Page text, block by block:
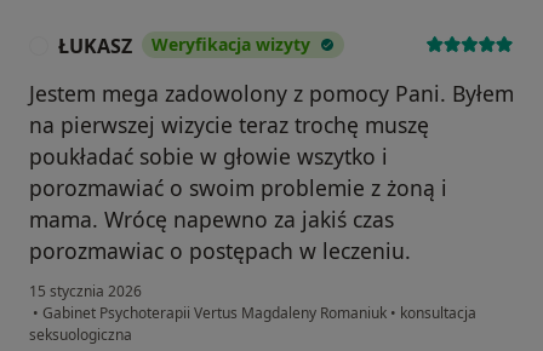
ŁUKASZ Weryfikacja wizyty
Jestem mega zadowolony z pomocy Pani. Byłem
na pierwszej wizycie teraz trochę muszę
poukładać sobie w głowie wszytko i
porozmawiać o swoim problemie z żoną i
mama. Wrócę napewno za jakiś czas
porozmawiac o postępach w leczeniu.
15 stycznia 2026
• Gabinet Psychoterapii Vertus Magdaleny Romaniuk • konsultacja
seksuologiczna